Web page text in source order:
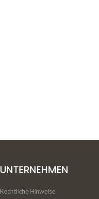
UNTERNEHMEN
Rechtliche Hinweise